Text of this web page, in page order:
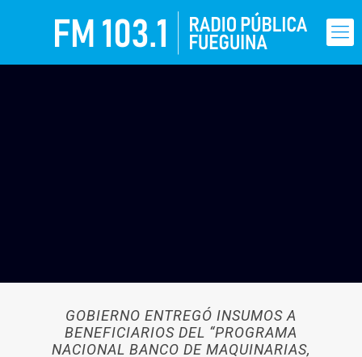
GOBIERNO ENTREGÓ INSUMOS A
BENEFICIARIOS DEL “PROGRAMA
NACIONAL BANCO DE MAQUINARIAS,